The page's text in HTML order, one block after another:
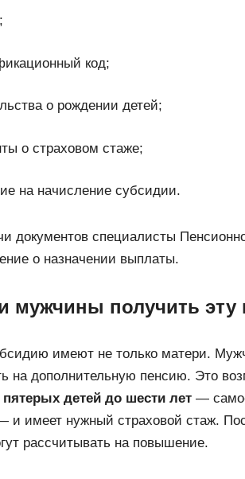
код;
о рождении детей;
о страховом стаже;
на начисление субсидии.
документов специалисты
о назначении выплаты.
мужчины получить эту
имеют не только матери.
на дополнительную пенсию. Это
пятерых детей до шести лет —
и имеет нужный страховой стаж.
рассчитывать на повышение.